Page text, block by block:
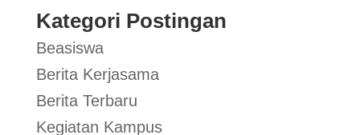
Kategori Postingan
Beasiswa
Berita Kerjasama
Berita Terbaru
Kegiatan Kampus